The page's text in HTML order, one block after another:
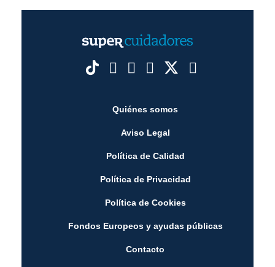
Quiénes somos
Aviso Legal
Política de Calidad
Política de Privacidad
Política de Cookies
Fondos Europeos y ayudas públicas
Contacto